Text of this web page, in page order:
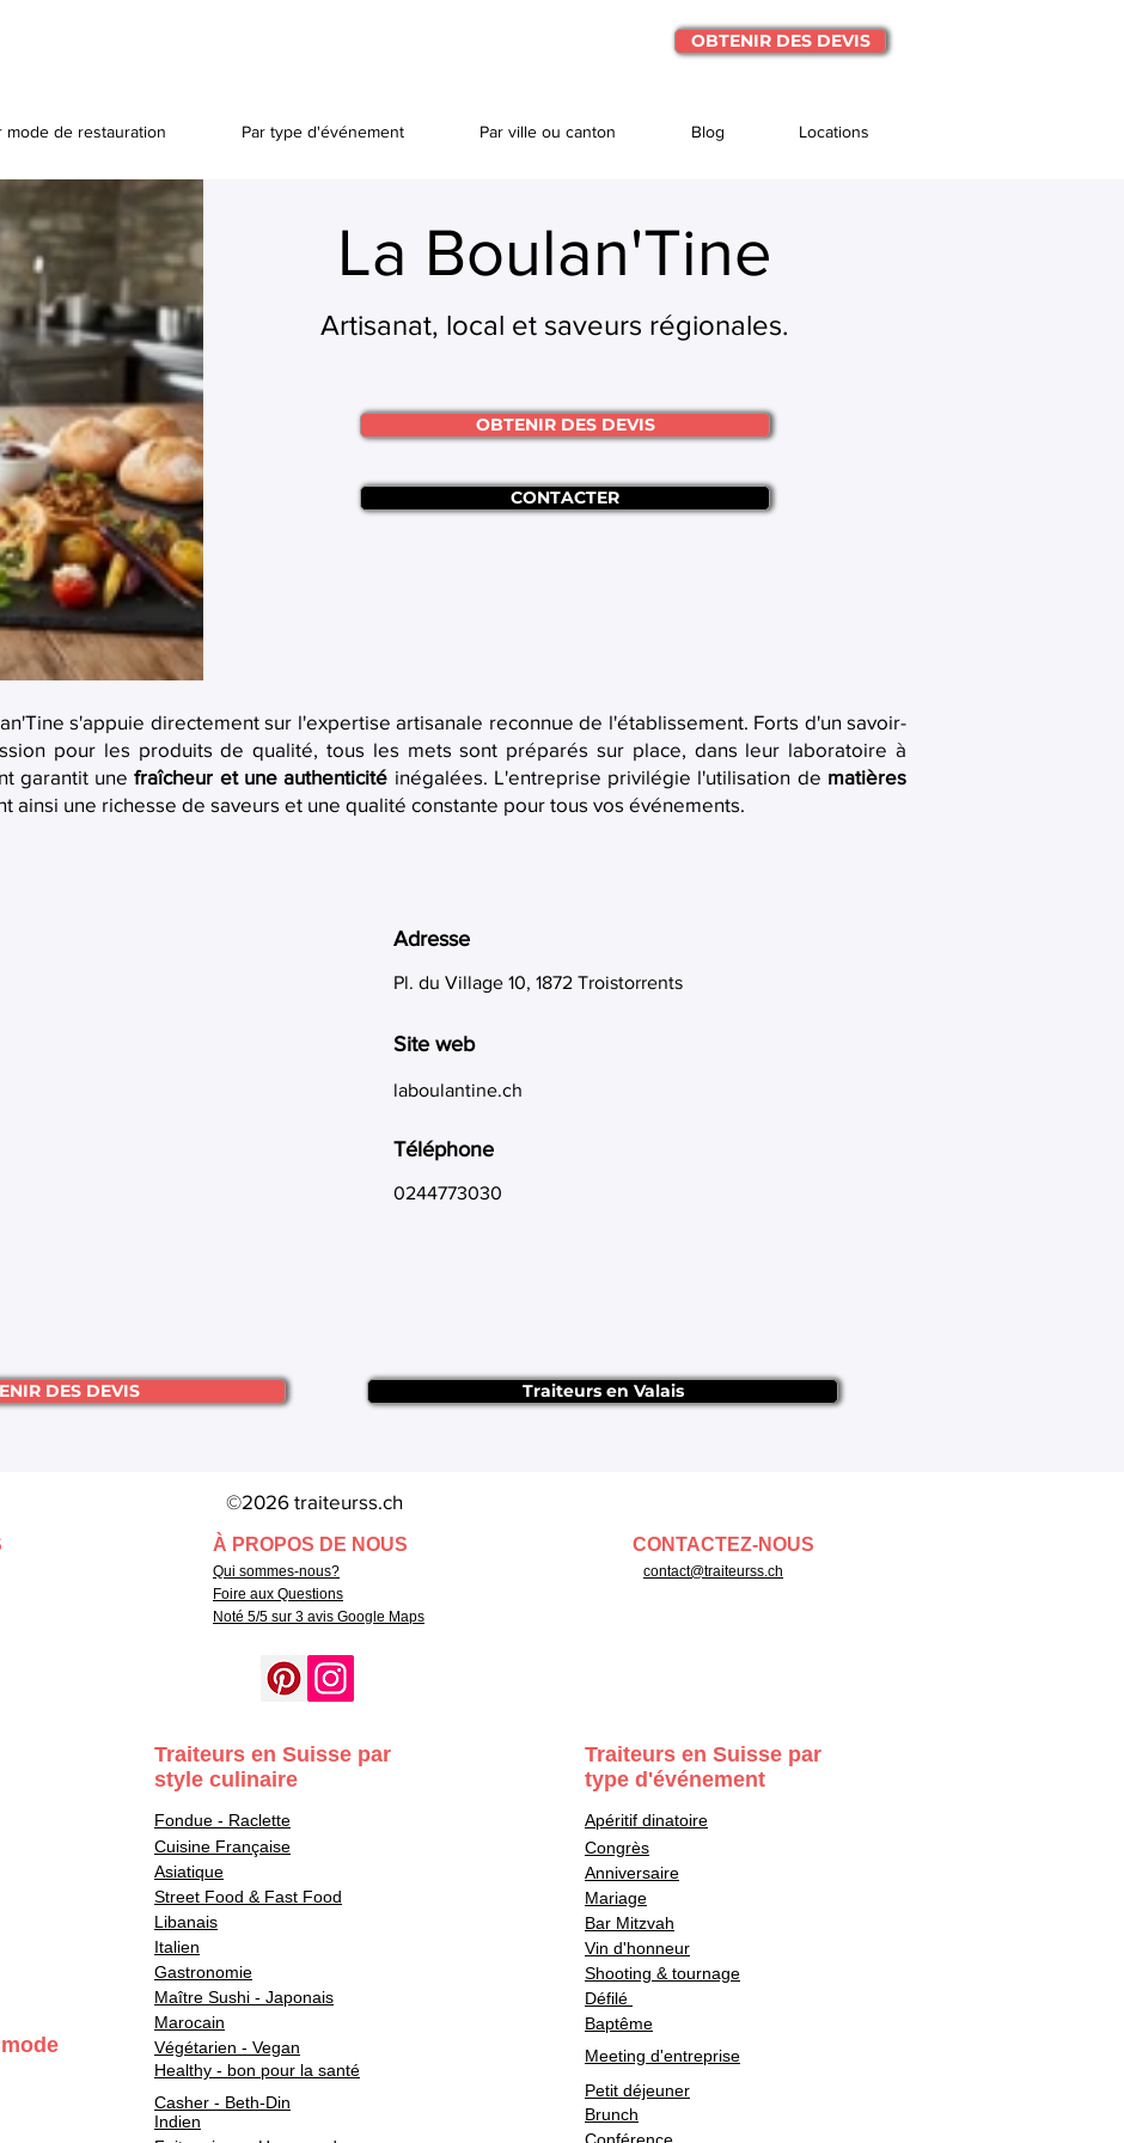
OBTENIR DES DEVIS
mode de restauration Par type d'événement Par ville ou canton Blog Locations
La Boulan'Tine
Artisanat, local et saveurs régionales.
OBTENIR DES DEVIS
CONTACTER
s'appuie directement sur l'expertise artisanale reconnue de l'établissement. Forts d'un savoir-
pour les produits de qualité, tous les mets sont préparés sur place, dans leur laboratoire à
garantit unefraîcheur et une authenticité inégalées. L'entreprise privilégie l'utilisation de matières
ainsi une richesse de saveurs et une qualité constante pour tous vos événements.
Adresse
Pl. du Village 10, 1872 Troistorrents
Site web
laboulantine.ch
Téléphone
0244773030
DES DEVIS Traiteurs en Valais
©2026 traiteurss.ch
À PROPOS DE NOUS
Qui sommes-nous?
CONTACTEZ-NOUS
contact@traiteurss.ch
Foire aux Questions
Noté 5/5 sur 3 avis Google Maps
Traiteurs en Suisse par
style culinaire
Fondue - Raclette
Cuisine Française
Asiatique
Street Food & Fast Food
Libanais
Italien
Gastronomie
Maître Sushi - Japonais
Marocain
Végétarien - Vegan
Healthy - bon pour la santé
Casher - Beth-Din
Indien
Traiteurs en Suisse par
type d'événement
Apéritif dinatoire
Congrès
Anniversaire
Mariage
Bar Mitzvah
Vin d'honneur
Shooting & tournage
Défilé
Baptême
Meeting d'entreprise
Petit déjeuner
Brunch